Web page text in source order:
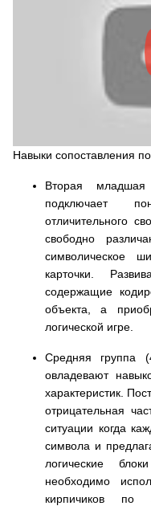
Навыки сопоставления
Вторая
подключает
отличительного
свободно
символическое
карточки.
содержащие
объекта, а
логической игре.
Средняя группа
овладевают
характеристик.
отрицательная
ситуации когда
символа и
логические
необходимо
кирпичиков по